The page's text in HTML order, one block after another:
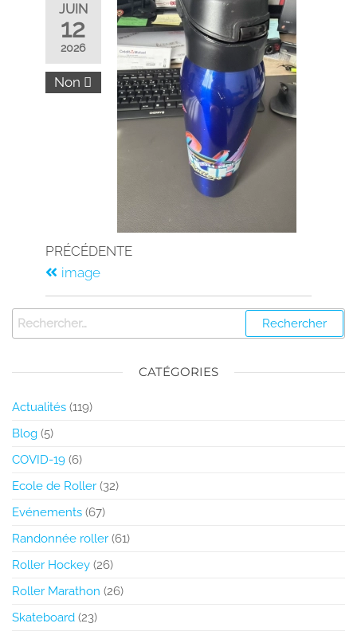
JUIN
12
2026
Non
PRÉCÉDENTE
image
CATÉGORIES
Actualités (119)
Blog (5)
COVID-19 (6)
Ecole de Roller (32)
Evénements (67)
Randonnée roller (61)
Roller Hockey (26)
Roller Marathon (26)
Skateboard (23)